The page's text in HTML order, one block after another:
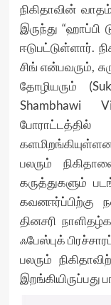
நிகிதாவின்
இருந்து “ஹாப்பி
ஈடுபட்டுள்ளார்.
சிங் என்பவரும்,
தோழியரும்
Shambhawi
பலரும்
கருத்துகளும்
கவனஈர்ப்பிற்கு
தினசரி
ஃபேஸ்புக்
பலரும்
இறங்கியிருப்பது